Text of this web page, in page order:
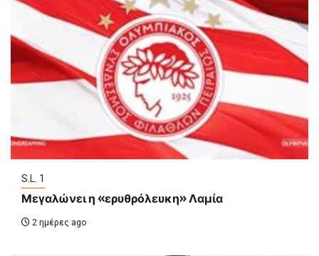
S.L. 1
Μεγαλώνει η «ερυθρόλευκη» Λαμία
2 ημέρες ago